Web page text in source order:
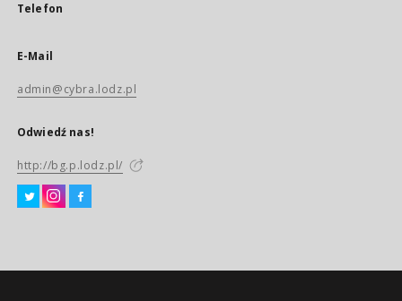
Telefon
E-Mail
admin@cybra.lodz.pl
Odwiedź nas!
http://bg.p.lodz.pl/